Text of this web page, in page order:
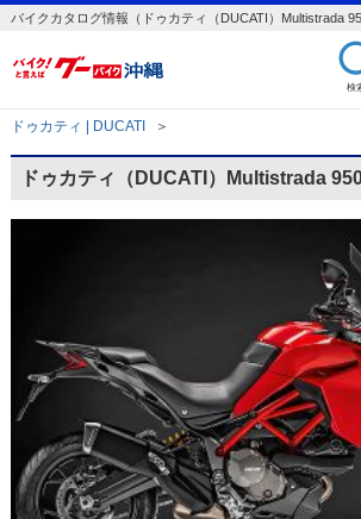
バイクカタログ情報（ドゥカティ（DUCATI）Multistrada
検
ドゥカティ | DUCATI ＞
ドゥカティ（DUCATI）Multistrada